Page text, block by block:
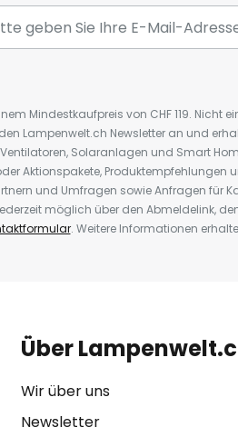
Mindestkaufpreis von CHF 119. Nicht
Lampenwelt.ch Newsletter an und
Solaranlagen und Smart
Aktionspakete,
und Umfragen sowie Anfragen für
möglich über den Abmeldelink,
. Weitere Informationen
Über
Wir über uns
Newsletter